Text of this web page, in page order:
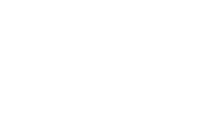
ist eine gute
sowie
wenn
mit Galaxy-